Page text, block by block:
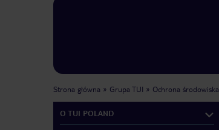
Strona główna Grupa TUI Ochrona środowiska
O TUI POLAND